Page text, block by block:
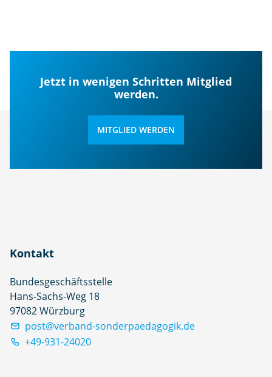
Jetzt in wenigen Schritten Mitglied
werden.
MITGLIED WERDEN
Kontakt
Bundesgeschäftsstelle
Hans-Sachs-Weg 18
97082 Würzburg
post@verband-sonderpaedagogik.de
+49-931-24020